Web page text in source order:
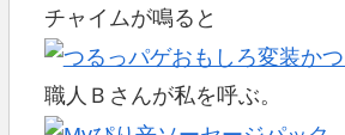
チャイムが鳴ると
職人Ｂさんが私を呼ぶ。